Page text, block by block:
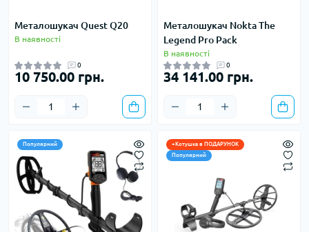
Металошукач Quest Q20
В наявності
0
10 750.00 грн.
Металошукач Nokta The
Legend Pro Pack
В наявності
0
34 141.00 грн.
Популярний
+Котушка в ПОДАРУНОК
Популярний